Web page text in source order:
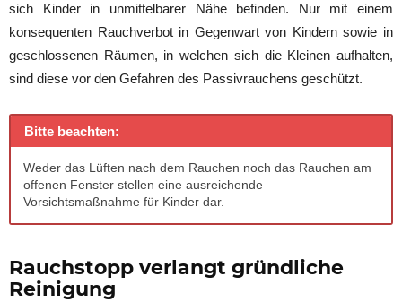
sich Kinder in unmittelbarer Nähe befinden. Nur mit einem
konsequenten Rauchverbot in Gegenwart von Kindern sowie in
geschlossenen Räumen, in welchen sich die Kleinen aufhalten,
sind diese vor den Gefahren des Passivrauchens geschützt.
Bitte beachten:
Weder das Lüften nach dem Rauchen noch das Rauchen am
offenen Fenster stellen eine ausreichende
Vorsichtsmaßnahme für Kinder dar.
Rauchstopp verlangt gründliche
Reinigung